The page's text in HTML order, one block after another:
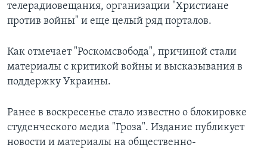
телерадиовещания, организации "Христиане
против войны" и еще целый ряд порталов.
Как отмечает "Роскомсвобода", причиной стали
материалы с критикой войны и высказывания в
поддержку Украины.
Ранее в воскресенье стало известно о блокировке
студенческого медиа "Гроза". Издание публикует
новости и материалы на общественно-